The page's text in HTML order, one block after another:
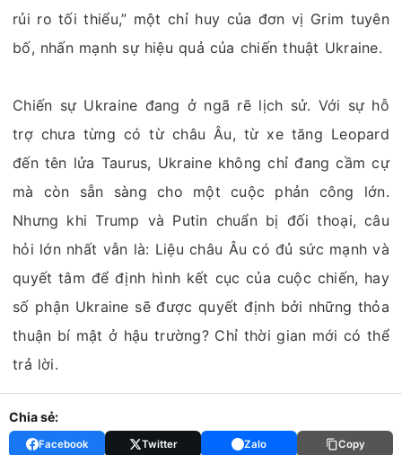
rủi ro tối thiểu,” một chỉ huy của đơn vị Grim tuyên
bố, nhấn mạnh sự hiệu quả của chiến thuật Ukraine.
Chiến sự Ukraine đang ở ngã rẽ lịch sử. Với sự hỗ
trợ chưa từng có từ châu Âu, từ xe tăng Leopard
đến tên lửa Taurus, Ukraine không chỉ đang cầm cự
mà còn sẵn sàng cho một cuộc phản công lớn.
Nhưng khi Trump và Putin chuẩn bị đối thoại, câu
hỏi lớn nhất vẫn là: Liệu châu Âu có đủ sức mạnh và
quyết tâm để định hình kết cục của cuộc chiến, hay
số phận Ukraine sẽ được quyết định bởi những thỏa
thuận bí mật ở hậu trường? Chỉ thời gian mới có thể
trả lời.
Chia sẻ:
Facebook Twitter Zalo Copy